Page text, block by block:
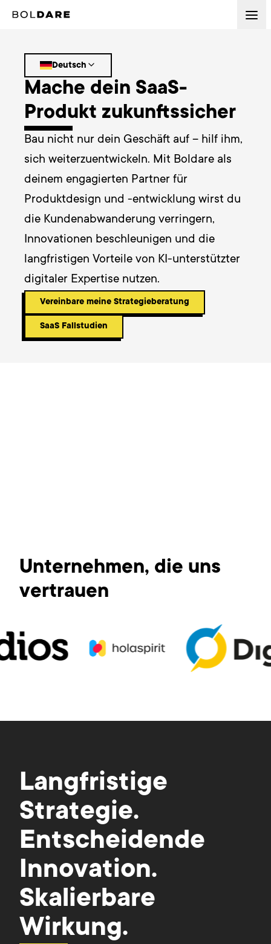
Deutsch
Mache dein SaaS-
Produkt zukunftssicher
Bau nicht nur dein Geschäft auf – hilf ihm,
sich weiterzuentwickeln. Mit Boldare als
deinem engagierten Partner für
Produktdesign und -entwicklung wirst du
die Kundenabwanderung verringern,
Innovationen beschleunigen und die
langfristigen Vorteile von KI-unterstützter
digitaler Expertise nutzen.
Vereinbare meine Strategieberatung
SaaS Fallstudien
Unternehmen, die uns
vertrauen
Langfristige
Strategie.
Entscheidende
Innovation.
Skalierbare
Wirkung.